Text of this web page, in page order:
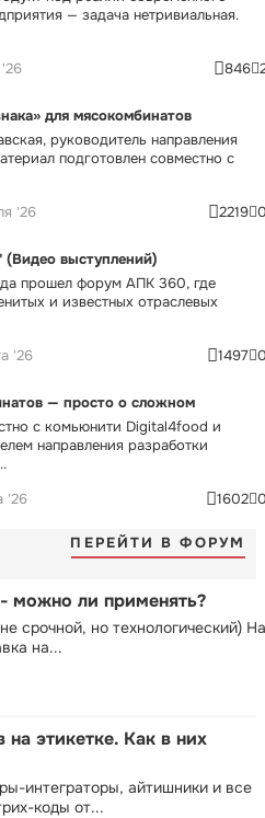
— задача нетривиальная.
846
для мясокомбинатов
руководитель направления
подготовлен совместно с
'26 2219
выступлений)
прошел форум АПК 360, где
и известных отраслевых
'26 1497
— просто о сложном
с комьюнити Digital4food и
направления разработки
'26 1602
ПЕРЕЙТИ В ФОРУМ
можно ли применять?
срочной, но технологический) На
на...
этикетке. Как в них
интеграторы, айтишники и все
коды от...